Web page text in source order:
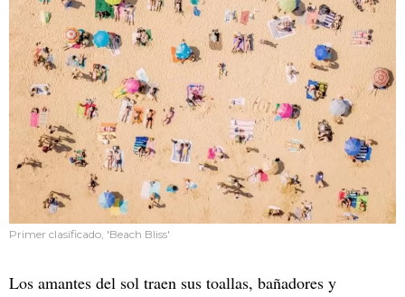
Primer clasificado, 'Beach Bliss'
Los amantes del sol traen sus toallas, bañadores y